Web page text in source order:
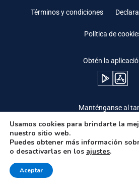
Términos y condiciones
Política de
Obtén la
Manténganse al
Usamos cookies para brindarte la
nuestro sitio web.
Puedes obtener más información
o desactivarlas en los ajustes.
Aceptar